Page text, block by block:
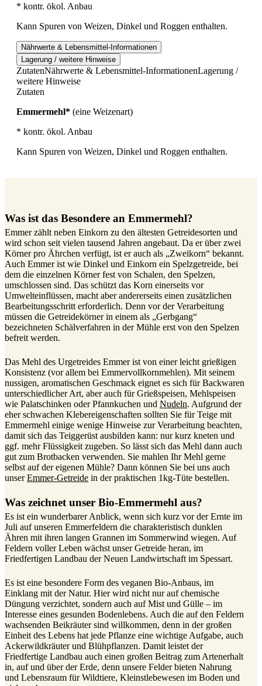
* kontr. ökol. Anbau
Kann Spuren von Weizen, Dinkel und Roggen enthalten.
Nährwerte & Lebensmittel-Informationen
Lagerung / weitere Hinweise
ZutatenNährwerte & Lebensmittel-InformationenLagerung /
weitere Hinweise
Zutaten
Emmermehl* (eine Weizenart)
* kontr. ökol. Anbau
Kann Spuren von Weizen, Dinkel und Roggen enthalten.
Was ist das Besondere an Emmermehl?
Emmer zählt neben Einkorn zu den ältesten Getreidesorten und
wird schon seit vielen tausend Jahren angebaut. Da er über zwei
Körner pro Ährchen verfügt, ist er auch als „Zweikorn“ bekannt.
Auch Emmer ist wie Dinkel und Einkorn ein Spelzgetreide, bei
dem die einzelnen Körner fest von Schalen, den Spelzen,
umschlossen sind. Das schützt das Korn einerseits vor
Umwelteinflüssen, macht aber andererseits einen zusätzlichen
Bearbeitungsschritt erforderlich. Denn vor der Verarbeitung
müssen die Getreidekörner in einem als „Gerbgang“
bezeichneten Schälverfahren in der Mühle erst von den Spelzen
befreit werden.
Das Mehl des Urgetreides Emmer ist von einer leicht grießigen
Konsistenz (vor allem bei Emmervollkornmehlen). Mit seinem
nussigen, aromatischen Geschmack eignet es sich für Backwaren
unterschiedlicher Art, aber auch für Grießspeisen, Mehlspeisen
wie Palatschinken oder Pfannkuchen und Nudeln. Aufgrund der
eher schwachen Klebereigenschaften sollten Sie für Teige mit
Emmermehl einige wenige Hinweise zur Verarbeitung beachten,
damit sich das Teiggerüst ausbilden kann: nur kurz kneten und
ggf. mehr Flüssigkeit zugeben. So lässt sich das Mehl dann auch
gut zum Brotbacken verwenden. Sie mahlen Ihr Mehl gerne
selbst auf der eigenen Mühle? Dann können Sie bei uns auch
unserEmmer-Getreide in der praktischen 1kg-Tüte bestellen.
Was zeichnet unser Bio-Emmermehl aus?
Es ist ein wunderbarer Anblick, wenn sich kurz vor der Ernte im
Juli auf unseren Emmerfeldern die charakteristisch dunklen
Ähren mit ihren langen Grannen im Sommerwind wiegen. Auf
Feldern voller Leben wächst unser Getreide heran, im
Friedfertigen Landbau der Neuen Landwirtschaft im Spessart.
Es ist eine besondere Form des veganen Bio-Anbaus, im
Einklang mit der Natur. Hier wird nicht nur auf chemische
Düngung verzichtet, sondern auch auf Mist und Gülle – im
Interesse eines gesunden Bodenlebens. Auch die auf den Feldern
wachsenden Beikräuter sind willkommen, denn in der großen
Einheit des Lebens hat jede Pflanze eine wichtige Aufgabe, auch
Ackerwildkräuter und Blühpflanzen. Damit leistet der
Friedfertige Landbau auch einen großen Beitrag zum Artenerhalt
in, auf und über der Erde, denn unsere Felder bieten Nahrung
und Lebensraum für Wildtiere, Kleinstlebewesen im Boden und